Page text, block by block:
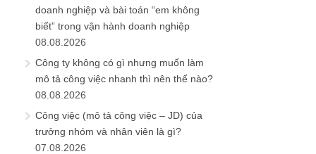
doanh nghiệp và bài toán “em không
biết” trong vận hành doanh nghiệp
08.08.2026
Công ty không có gì nhưng muốn làm
mô tả công việc nhanh thì nên thế nào?
08.08.2026
Công việc (mô tả công việc – JD) của
trưởng nhóm và nhân viên là gì?
07.08.2026